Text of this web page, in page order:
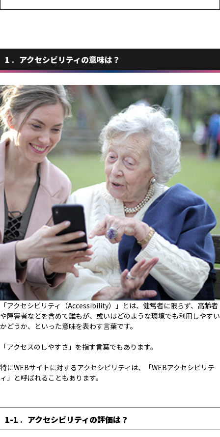
1 アクセシビリティの意味は？
「アクセシビリティ（Accessibility）」とは、健常者に限らず、高齢者
や障害者などを含めて誰もが、或いはどのような環境でも利用しやすい
かどうか、といった意味を表わす言葉です。
「アクセスのしやすさ」を指す言葉でもあります。
特にWEBサイトに対するアクセシビリティは、「WEBアクセシビリテ
ィ」と呼ばれることもあります。
1-1 アクセシビリティの評価は？